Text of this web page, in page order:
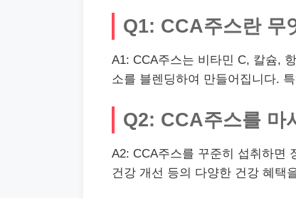
Q1: CCA주스란 무
A1: CCA주스는 비타민 C, 칼슘,
소를 블렌딩하여 만들어집니다.
Q2: CCA주스를 마
A2: CCA주스를 꾸준히 섭취하면
건강 개선 등의 다양한 건강 혜택